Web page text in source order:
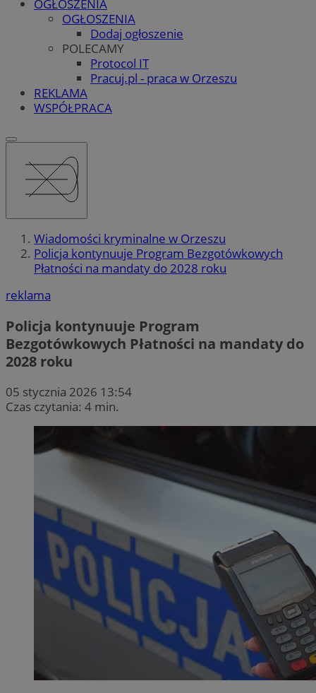
OGŁOSZENIA
OGŁOSZENIA
Dodaj ogłoszenie
POLECAMY
Protocol IT
Pracuj.pl - praca w Orzeszu
REKLAMA
WSPÓŁPRACA
Wiadomości kryminalne w Orzeszu
Policja kontynuuje Program Bezgotówkowych
Płatności na mandaty do 2028 roku
reklama
Policja kontynuuje Program
Bezgotówkowych Płatności na mandaty do
2028 roku
05 stycznia 2026 13:54
Czas czytania: 4 min.